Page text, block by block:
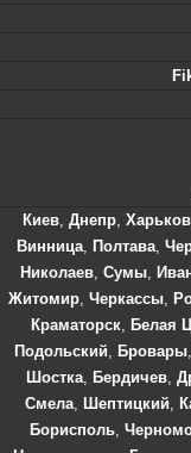
Киев, Днепр, Харьков
Винница, Полтава,
Николаев, Сумы,
Житомир, Черкассы,
Краматорск, Белая
Подольский, Бровары,
Шостка, Бердичев,
Смела, Шептицкий,
Борисполь,